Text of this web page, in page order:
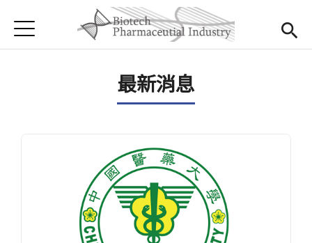
首頁
首頁
Jump to Navigation
Jump to Main content
最新消息